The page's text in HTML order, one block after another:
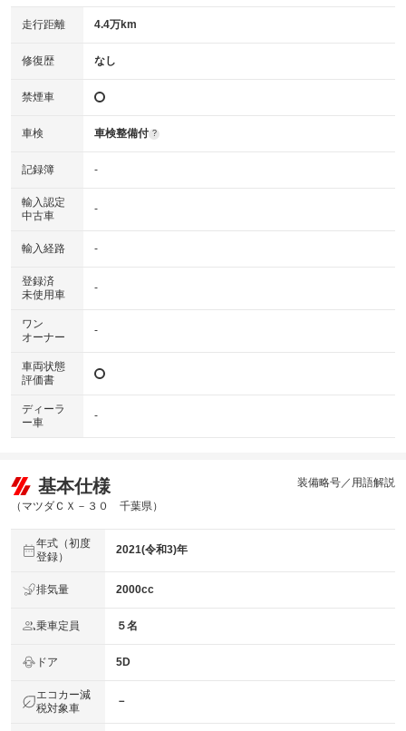
走行距離 4.4万km
修復歴 なし
禁煙車
車検 車検整備付 ?
記録簿 -
輸入認定
中古車
-
輸入経路 -
登録済
未使用車
-
ワン
オーナー
-
車両状態
評価書
ディーラ
ー車
-
基本仕様
（マツダＣＸ－３０ 千葉県）
装備略号／用語解説
年式（初度
登録）
2021(令和3)年
排気量 2000cc
乗車定員 ５名
ドア 5D
エコカー減
税対象車
－